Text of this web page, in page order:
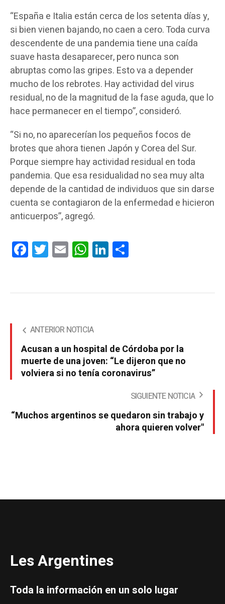
“España e Italia están cerca de los setenta días y,
si bien vienen bajando, no caen a cero. Toda curva
descendente de una pandemia tiene una caída
suave hasta desaparecer, pero nunca son
abruptas como las gripes. Esto va a depender
mucho de los rebrotes. Hay actividad del virus
residual, no de la magnitud de la fase aguda, que lo
hace permanecer en el tiempo”, consideró.
“Si no, no aparecerían los pequeños focos de
brotes que ahora tienen Japón y Corea del Sur.
Porque siempre hay actividad residual en toda
pandemia. Que esa residualidad no sea muy alta
depende de la cantidad de individuos que sin darse
cuenta se contagiaron de la enfermedad e hicieron
anticuerpos”, agregó.
FacebookTwitterEmail WhatsAppLinkedIn
ANTERIOR NOTICIA
Acusan a un hospital de Córdoba por la
muerte de una joven: “Le dijeron que no
volviera si no tenía coronavirus”
SIGUIENTE NOTICIA
“Muchos argentinos se quedaron sin trabajo y
ahora quieren volver"
Les Argentines
Toda la información en un solo lugar